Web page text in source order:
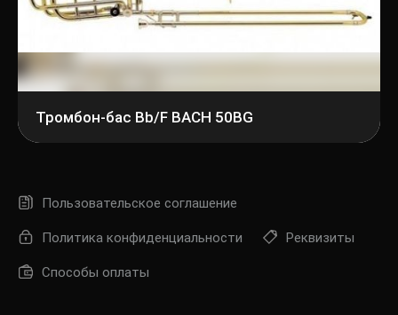
Тромбон-бас Bb/F BACH 50BG
Пользовательское соглашение
Политика конфиденциальности Реквизиты
Способы оплаты